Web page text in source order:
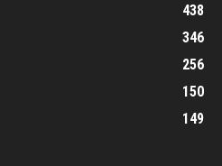
438
346
256
150
149